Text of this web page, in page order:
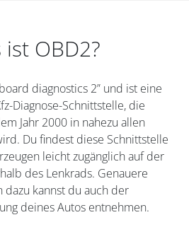
ist OBD2?
diagnostics 2” und ist eine
Diagnose-Schnittstelle, die
Jahr 2000 in nahezu allen
Du findest diese Schnittstelle
leicht zugänglich auf der
des Lenkrads. Genauere
dazu kannst du auch der
deines Autos entnehmen.